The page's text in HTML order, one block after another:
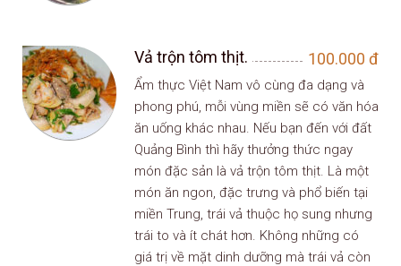
100.000 đ
Vả trộn tôm thịt.
Ẩm thực Việt Nam vô cùng đa dạng và
phong phú, mỗi vùng miền sẽ có văn hóa
ăn uống khác nhau. Nếu bạn đến với đất
Quảng Bình thì hãy thưởng thức ngay
món đặc sản là vả trộn tôm thịt. Là một
món ăn ngon, đặc trưng và phổ biến tại
miền Trung, trái vả thuộc họ sung nhưng
trái to và ít chát hơn. Không những có
giá trị về mặt dinh dưỡng mà trái vả còn